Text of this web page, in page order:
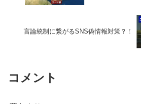
言論統制に繋がるSNS偽情報対策？！
コメント